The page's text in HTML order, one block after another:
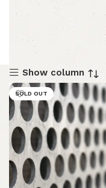
Show column
SOLD OUT